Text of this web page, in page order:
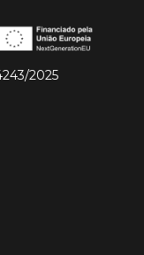
2025